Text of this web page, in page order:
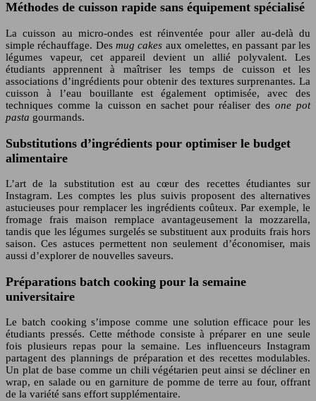
Méthodes de cuisson rapide sans équipement spécialisé
La cuisson au micro-ondes est réinventée pour aller au-delà du
simple réchauffage. Des mug cakes aux omelettes, en passant par les
légumes vapeur, cet appareil devient un allié polyvalent. Les
étudiants apprennent à maîtriser les temps de cuisson et les
associations d’ingrédients pour obtenir des textures surprenantes. La
cuisson à l’eau bouillante est également optimisée, avec des
techniques comme la cuisson en sachet pour réaliser desone pot
pasta gourmands.
Substitutions d’ingrédients pour optimiser le budget
alimentaire
L’art de la substitution est au cœur des recettes étudiantes sur
Instagram. Les comptes les plus suivis proposent des alternatives
astucieuses pour remplacer les ingrédients coûteux. Par exemple, le
fromage frais maison remplace avantageusement la mozzarella,
tandis que les légumes surgelés se substituent aux produits frais hors
saison. Ces astuces permettent non seulement d’économiser, mais
aussi d’explorer de nouvelles saveurs.
Préparations batch cooking pour la semaine
universitaire
Le batch cooking s’impose comme une solution efficace pour les
étudiants pressés. Cette méthode consiste à préparer en une seule
fois plusieurs repas pour la semaine. Les influenceurs Instagram
partagent des plannings de préparation et des recettes modulables.
Un plat de base comme un chili végétarien peut ainsi se décliner en
wrap, en salade ou en garniture de pomme de terre au four, offrant
de la variété sans effort supplémentaire.